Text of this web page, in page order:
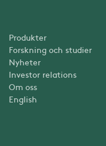
Produkter
Forskning och studier
Nyheter
Investor relations
Om oss
English